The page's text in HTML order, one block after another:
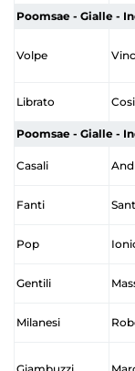
Poomsae - Gialle -
Volpe
Librato
Poomsae - Gialle -
Casali
Fanti
Pop
Gentili
Milanesi